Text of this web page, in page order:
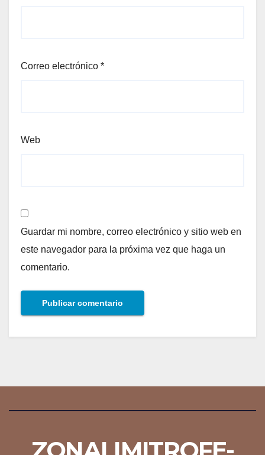
Correo electrónico *
Web
Guardar mi nombre, correo electrónico y sitio web en
este navegador para la próxima vez que haga un
comentario.